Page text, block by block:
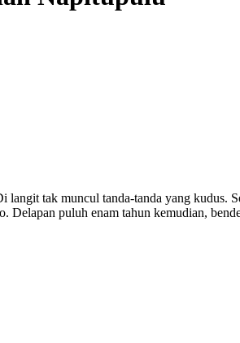
tak muncul tanda-tanda yang kudus.
puluh enam tahun kemudian,